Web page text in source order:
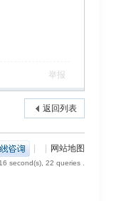
举报
返回列表
| | 网站地图
second(s), 22 queries .